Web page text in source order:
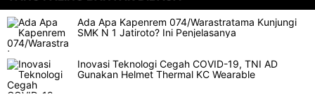
Ada Apa Kapenrem 074/Warastratama Kunjungi
SMK N 1 Jatiroto? Ini Penjelasanya
Inovasi Teknologi Cegah COVID-19, TNI AD
Gunakan Helmet Thermal KC Wearable